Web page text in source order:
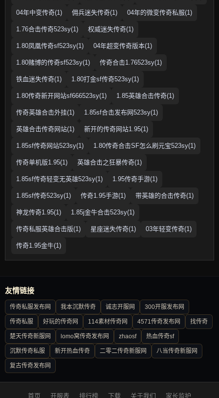
04年中变传奇(1) 佣兵迷失传奇(1) 04年的微变传奇私服(1)
1.76合击传奇523sy(1) 权威迷失传奇(1)
1.80凤凰传奇sf523sy(1) 04年超变传奇版本(1)
1.80赌博的传奇sf523sy(1) 传奇合击1.76523sy(1)
铁血迷失传奇(1) 1.80打金sf传奇523sy(1)
1.80传奇新开网站sf666523sy(1) 1.85英雄合击传奇(1)
传奇英雄合击外挂(1) 1.85sf合击发布网523sy(1)
英雄合击传奇网站(1) 新开的传奇网站1.95(1)
1.85sf传奇网站523sy(1) 1.80传奇合击SF怎么刷元宝523sy(1)
传奇单机版1.95(1) 英雄合击之狂暴传奇(1)
1.85sf传奇轻变无英雄523sy(1) 1.95传奇手游(1)
1.85sf传奇523sy(1) 传奇1.95手游(1) 带英雄的合击传奇(1)
神龙传奇1.95(1) 1.85j金牛合击523sy(1)
传奇私服英雄合击版(1) 星座迷失传奇(1) 03年轻变传奇(1)
传奇1.95金牛(1)
友情链接
传奇私服发布网 我本沉默传奇 诚志开服网 300开服发布网
传奇私服 好玩的传奇网 114素材传奇网 4571传奇发布网 找传奇
楚天传奇新服网 lomo窝传奇发布网 zhaosf 热血传奇sf
沉默传奇私服 新开热血传奇 二零二传奇新服网 八当传奇新服网
复古传奇发布网
首页 开服表 排行榜 下载 关于我们 家长监护